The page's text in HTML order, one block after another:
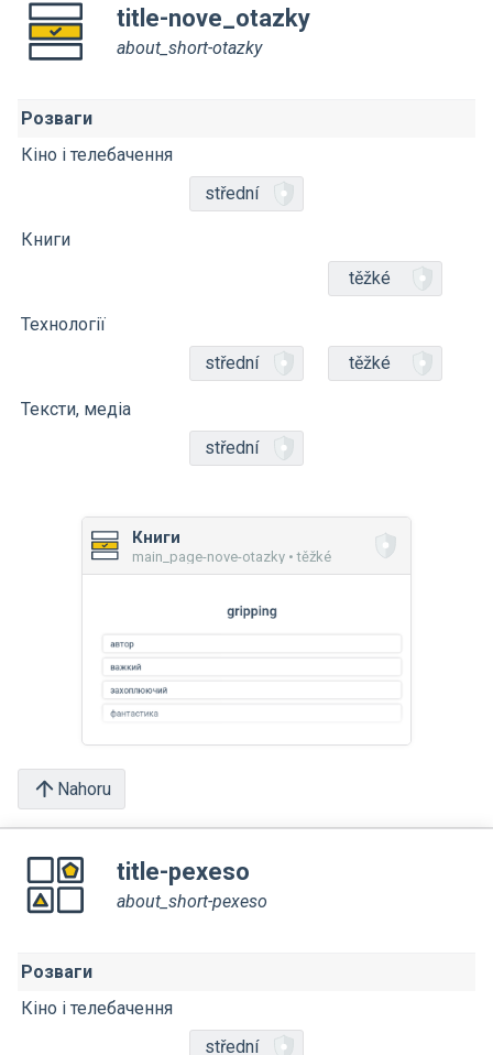
title-nove_otazky
about_short-otazky
Розваги
Кіно і телебачення
střední
Книги
těžké
Технології
střední
těžké
Тексти, медіа
střední
Книги
main_page-nove-otazky • těžké
Nahoru
title-pexeso
about_short-pexeso
Розваги
Кіно і телебачення
střední